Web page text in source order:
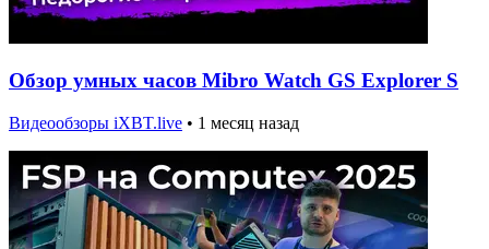
Обзор умных часов Mibro Watch GS Explorer S
Видеообзоры iXBT.live • 1 месяц назад